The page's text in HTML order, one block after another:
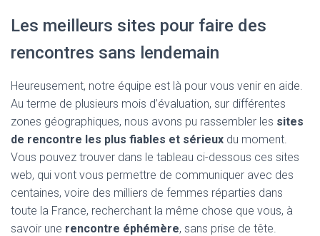
Les meilleurs sites pour faire des
rencontres sans lendemain
Heureusement, notre équipe est là pour vous venir en aide.
Au terme de plusieurs mois d’évaluation, sur différentes
zones géographiques, nous avons pu rassembler les sites
de rencontre les plus fiables et sérieux du moment.
Vous pouvez trouver dans le tableau ci-dessous ces sites
web, qui vont vous permettre de communiquer avec des
centaines, voire des milliers de femmes réparties dans
toute la France, recherchant la même chose que vous, à
savoir une rencontre éphémère, sans prise de tête.